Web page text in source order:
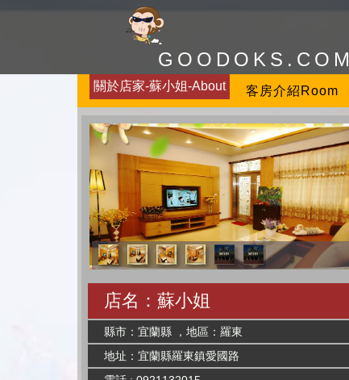
GOODOKS.COM
關於店家-蘇小姐-About 客房介紹Room
店名：蘇小姐
縣市：宜蘭縣 ，地區：羅東
地址：宜蘭縣羅東鎮愛國路